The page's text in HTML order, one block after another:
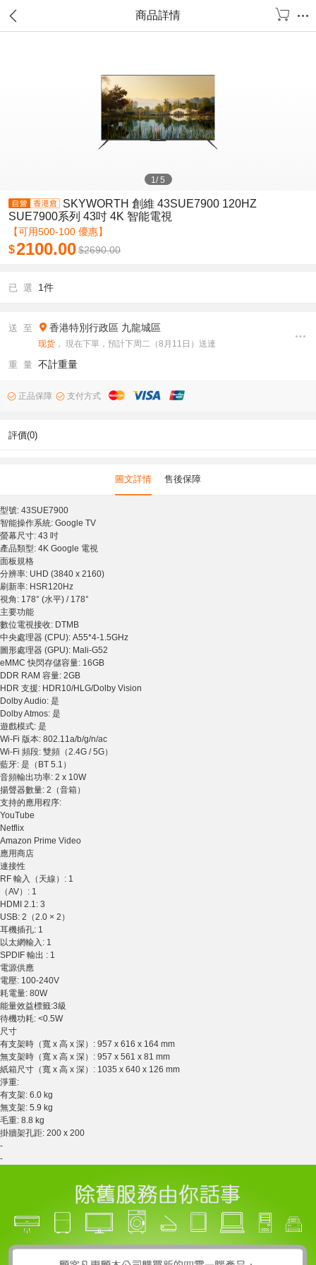
商品詳情
1/5
SKYWORTH 創維 43SUE7900 120HZ
SUE7900系列 43吋 4K 智能電視
【可用500-100 優惠】
$2100.00$2690.00
已 選 1件
送 至 香港特別行政區 九龍城區
现货 ， 現在下單，預計下周二（8月11日）送達
重 量 不計重量
正品保障 支付方式
評價(0)
圖文詳情 售後保障
型號: 43SUE7900
智能操作系統: Google TV
螢幕尺寸: 43 吋
產品類型: 4K Google 電視
面板規格
分辨率: UHD (3840 x 2160)
刷新率: HSR120Hz
視角: 178° (水平) / 178°
主要功能
數位電視接收: DTMB
中央處理器 (CPU): A55*4-1.5GHz
圖形處理器 (GPU): Mali-G52
eMMC 快閃存儲容量: 16GB
DDR RAM 容量: 2GB
HDR 支援: HDR10/HLG/Dolby Vision
Dolby Audio: 是
Dolby Atmos: 是
遊戲模式: 是
Wi-Fi 版本: 802.11a/b/g/n/ac
Wi-Fi 頻段: 雙頻（2.4G / 5G）
藍牙: 是（BT 5.1）
音頻輸出功率: 2 x 10W
揚聲器數量: 2（音箱）
支持的應用程序:
YouTube
Netflix
Amazon Prime Video
應用商店
連接性
RF 輸入（天線）: 1
（AV）: 1
HDMI 2.1: 3
USB: 2（2.0 × 2）
耳機插孔: 1
以太網輸入: 1
SPDIF 輸出 : 1
電源供應
電壓: 100-240V
耗電量: 80W
能量效益標籤:3級
待機功耗: <0.5W
尺寸
有支架時（寬 x 高 x 深）: 957 x 616 x 164 mm
無支架時（寬 x 高 x 深）: 957 x 561 x 81 mm
紙箱尺寸（寬 x 高 x 深）: 1035 x 640 x 126 mm
淨重:
有支架: 6.0 kg
無支架: 5.9 kg
毛重: 8.8 kg
掛牆架孔距: 200 x 200
-
-